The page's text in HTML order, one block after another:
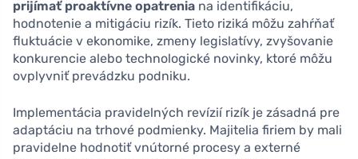
prijímať proaktívne opatrenia na identifikáciu,
hodnotenie a mitigáciu rizík. Tieto riziká môžu zahŕňať
fluktuácie v ekonomike, zmeny legislatívy, zvyšovanie
konkurencie alebo technologické novinky, ktoré môžu
ovplyvniť prevádzku podniku.
Implementácia pravidelných revízií rizík je zásadná pre
adaptáciu na trhové podmienky. Majitelia firiem by mali
pravidelne hodnotiť vnútorné procesy a externé